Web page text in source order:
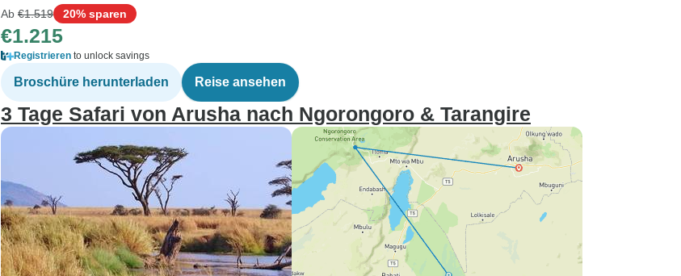
Ab €1.519 20% sparen
€1.215
Registrieren to unlock savings
Broschüre herunterladen Reise ansehen
3 Tage Safari von Arusha nach Ngorongoro & Tarangire